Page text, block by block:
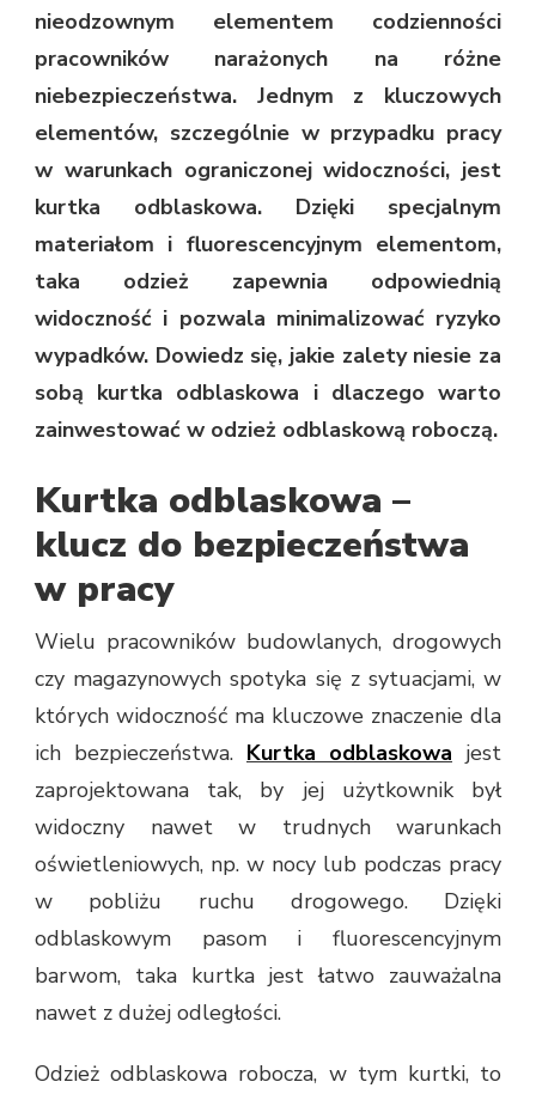
nieodzownym elementem codzienności
pracowników narażonych na różne
niebezpieczeństwa. Jednym z kluczowych
elementów, szczególnie w przypadku pracy
w warunkach ograniczonej widoczności, jest
kurtka odblaskowa. Dzięki specjalnym
materiałom i fluorescencyjnym elementom,
taka odzież zapewnia odpowiednią
widoczność i pozwala minimalizować ryzyko
wypadków. Dowiedz się, jakie zalety niesie za
sobą kurtka odblaskowa i dlaczego warto
zainwestować w odzież odblaskową roboczą.
Kurtka odblaskowa –
klucz do bezpieczeństwa
w pracy
Wielu pracowników budowlanych, drogowych
czy magazynowych spotyka się z sytuacjami, w
których widoczność ma kluczowe znaczenie dla
ich bezpieczeństwa. Kurtka odblaskowa jest
zaprojektowana tak, by jej użytkownik był
widoczny nawet w trudnych warunkach
oświetleniowych, np. w nocy lub podczas pracy
w pobliżu ruchu drogowego. Dzięki
odblaskowym pasom i fluorescencyjnym
barwom, taka kurtka jest łatwo zauważalna
nawet z dużej odległości.
Odzież odblaskowa robocza, w tym kurtki, to